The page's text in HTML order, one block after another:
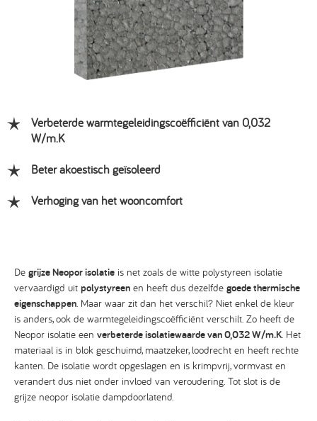
Verbeterde warmtegeleidingscoëfficiënt van 0,032
W/m.K
Beter akoestisch geïsoleerd
Verhoging van het wooncomfort
De grijze Neopor isolatie is net zoals de witte polystyreen isolatie
vervaardigd uit polystyreen en heeft dus dezelfde goede thermische
eigenschappen . Maar waar zit dan het verschil? Niet enkel de kleur
is anders, ook de warmtegeleidingscoëfficiënt verschilt. Zo heeft de
Neopor isolatie een verbeterde isolatiewaarde van 0,032W/m.K . Het
materiaal is in blok geschuimd, maatzeker, loodrecht en heeft rechte
kanten. De isolatie wordt opgeslagen en is krimpvrij, vormvast en
verandert dus niet onder invloed van veroudering. Tot slot is de
grijze neopor isolatie dampdoorlatend.